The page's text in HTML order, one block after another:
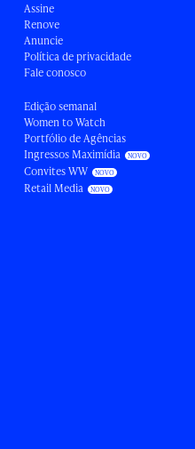
Assine
Renove
Anuncie
Política de privacidade
Fale conosco
Edição semanal
Women to Watch
Portfólio de Agências
Ingressos Maximídia
Convites WW
Retail Media